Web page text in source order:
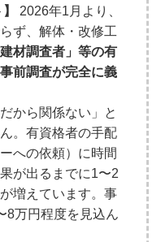
2026年1月より、
ず、解体・改修工
材調査者」等の有
前調査が完全に義
から関係ない」と
。有資格者の手配
への依頼）に時間
が出るまでに1〜2
増えています。事
8万円程度を見込ん